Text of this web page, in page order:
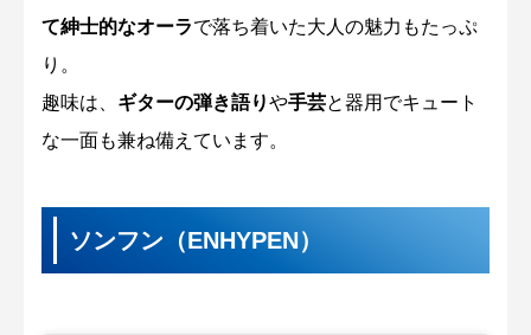
て紳士的なオーラで落ち着いた大人の魅力もたっぷ
り。
趣味は、 ギターの弾き語りや手芸と器用でキュート
な一面も兼ね備えています。
ソンフン（ENHYPEN）